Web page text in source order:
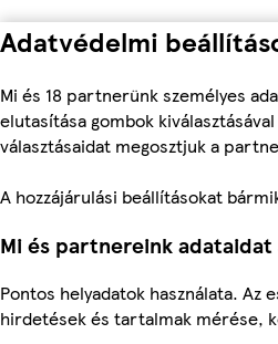
Adatvédelmi
Mi és 18 partnerünk személyes
elutasítása gombok
választásaidat megosztjuk a
A hozzájárulási beállításokat
Mi és partnereink
Pontos helyadatok használata.
hirdetések és tartalmak mérése,